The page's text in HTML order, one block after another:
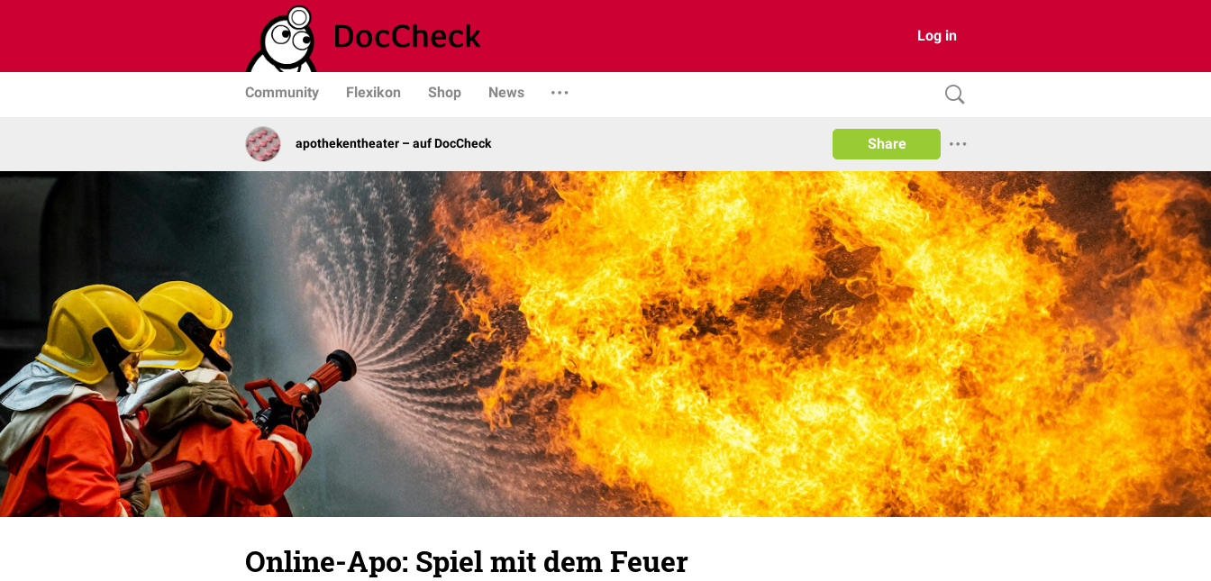
Log in
Community Flexikon Shop News
apothekentheater – auf DocCheck Share
Online-Apo: Spiel mit dem Feuer